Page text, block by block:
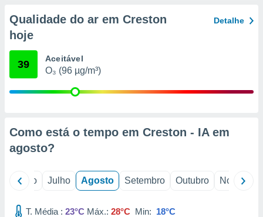
através
estudos
de
1199
Qualidade do ar em Creston
hoje
Detalhe
39 Aceitável
O₃ (96 µg/m³)
Como está o tempo em Creston - IA em
agosto?
Junho Julho Agosto Setembro Outubro Novembro
T. Média : 23°C Máx.: 28°C Min: 18°C